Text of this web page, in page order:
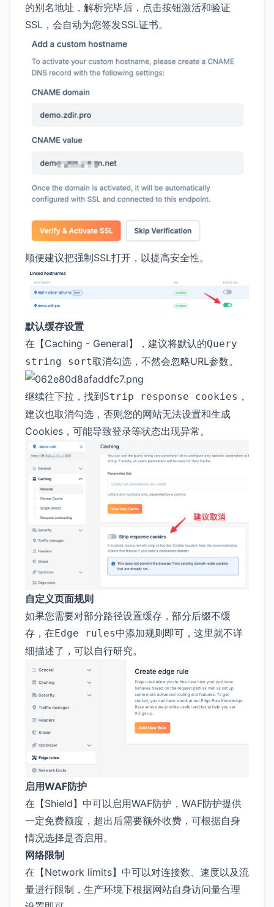
的别名地址，解析完毕后，点击按钮激活和验证
SSL，会自动为您签发SSL证书。
顺便建议把强制SSL打开，以提高安全性。
默认缓存设置
在【Caching - General】，建议将默认的Query
string sort取消勾选，不然会忽略URL参数。
继续往下拉，找到Strip response cookies ，
建议也取消勾选，否则您的网站无法设置和生成
Cookies，可能导致登录等状态出现异常。
自定义页面规则
如果您需要对部分路径设置缓存，部分后缀不缓
存，在 Edge rules中添加规则即可，这里就不详
细描述了，可以自行研究。
启用WAF防护
在【Shield】中可以启用WAF防护，WAF防护提供
一定免费额度，超出后需要额外收费，可根据自身
情况选择是否启用。
网络限制
在【Network limits】中可以对连接数、速度以及流
量进行限制，生产环境下根据网站自身访问量合理